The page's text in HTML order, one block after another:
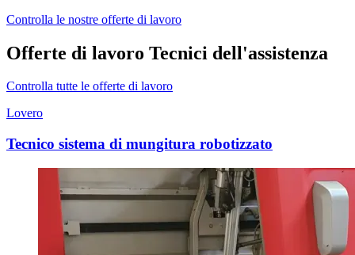
Controlla le nostre offerte di lavoro
Offerte di lavoro Tecnici dell'assistenza
Controlla tutte le offerte di lavoro
Lovero
Tecnico sistema di mungitura robotizzato